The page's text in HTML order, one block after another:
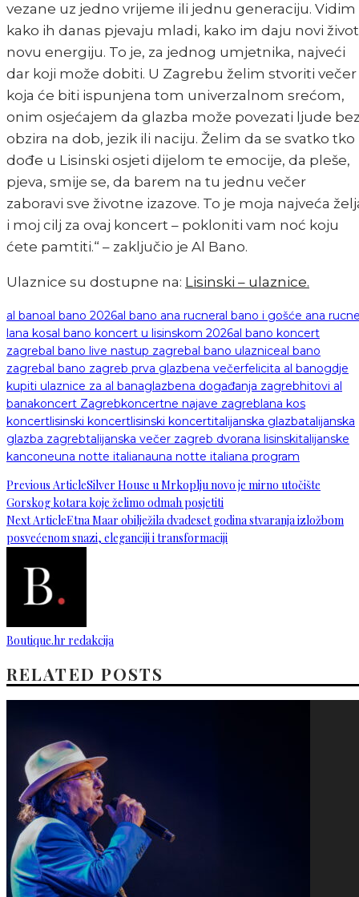
vezane uz jedno vrijeme ili jednu generaciju. Vidim
kako ih danas pjevaju mladi, kako im daju novi
novu energiju. To je, za jednog umjetnika, najveći
dar koji može dobiti. U Zagrebu želim stvoriti večer
koja će biti ispunjena tom univerzalnom srećom,
onim osjećajem da glazba može povezati ljude
obzira na dob, jezik ili naciju. Želim da se svatko tko
dođe u Lisinski osjeti dijelom te emocije, da pleše,
pjeva, smije se, da barem na tu jednu večer
zaboravi sve životne izazove. To je moja najveća
i moj cilj za ovaj koncert – pokloniti vam noć koju
ćete pamtiti.“ – zaključio je Al Bano.
Ulaznice su dostupne na: Lisinski – ulaznice.
al banoal bano 2026al bano ana rucneral bano i gošće ana
lana kosal bano koncert u lisinskom 2026al bano koncert
zagrebal bano live nastup zagrebal bano ulazniceal bano
zagrebal bano zagreb prva glazbena večerfelicita al banogdje
kupiti ulaznice za al banaglazbena događanja zagrebhitovi al
banakoncert Zagrebkoncertne najave zagreblana kos
koncertlisinski koncertlisinski koncertitalijanska glazbatalijanska
glazba zagrebtalijanska večer zagreb dvorana lisinskitalijanske
kanconeuna notte italianauna notte italiana program
Previous ArticleSilver House u Mrkoplju novo je mirno utočište
Gorskog kotara koje želimo odmah posjetiti
Next ArticleEtna Maar obilježila dvadeset godina stvaranja izložbom
posvećenom snazi, eleganciji i transformaciji
Boutique.hr redakcija
RELATED POSTS